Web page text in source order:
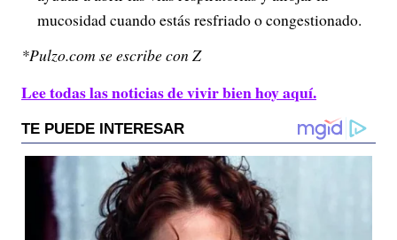
mucosidad cuando estás resfriado o congestionado.
*Pulzo.com se escribe con Z
Lee todas las noticias de vivir bien hoy aquí.